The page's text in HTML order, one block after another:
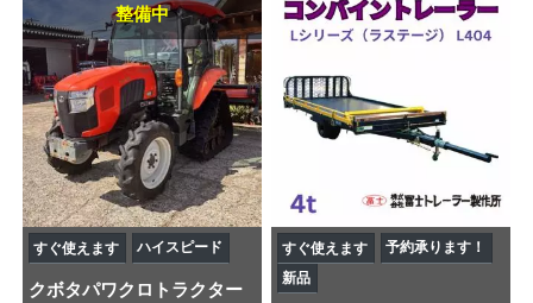
整備中
すぐ使えます ハイスピード
クボタパワクロトラクター
すぐ使えます
予約承ります！
新品